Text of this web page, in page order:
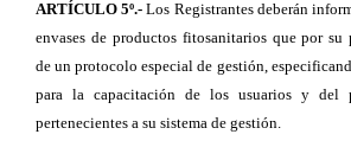
ARTÍCULO 5º.- Los Registrantes deberán
envases de productos fitosanitarios que por su
de un protocolo especial de gestión,
para la capacitación de los usuarios y del
pertenecientes a su sistema de gestión.